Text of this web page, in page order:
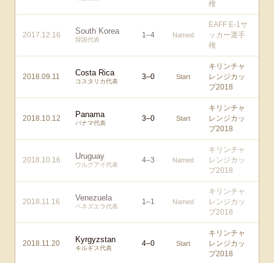
権
2017.12.16 South Korea
韓国代表
1–4 Named
EAFF E-1サ
ッカー選手
権
2018.09.11 Costa Rica
コスタリカ代表
3–0 Start
キリンチャ
レンジカッ
プ2018
2018.10.12 Panama
パナマ代表
3–0 Start
キリンチャ
レンジカッ
プ2018
2018.10.16 Uruguay
ウルグアイ代表
4–3 Named
キリンチャ
レンジカッ
プ2018
2018.11.16 Venezuela
ベネズエラ代表
1–1 Named
キリンチャ
レンジカッ
プ2018
2018.11.20 Kyrgyzstan
キルギス代表
4–0 Start
キリンチャ
レンジカッ
プ2018